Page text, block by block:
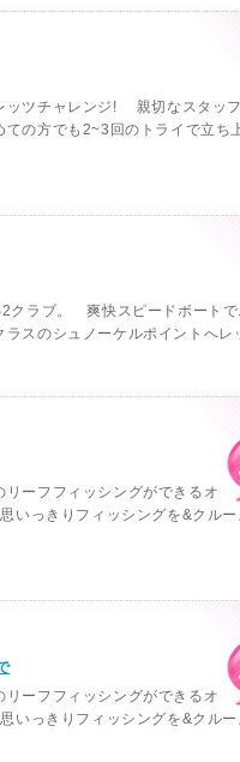
ッツチャレンジ! 親切なスタッ
の方でも2~3回のトライで立ち
クラブ。 爽快スピードボートで
ラスのシュノーケルポイントへレ
ーフフィッシングができるオ
いっきりフィッシングを&クルー
ーフフィッシングができるオ
いっきりフィッシングを&クルー